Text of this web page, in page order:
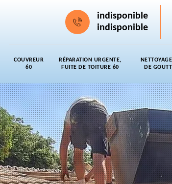
indisponible
indisponible
COUVREUR
60
RÉPARATION URGENTE,
FUITE DE TOITURE 60
DE